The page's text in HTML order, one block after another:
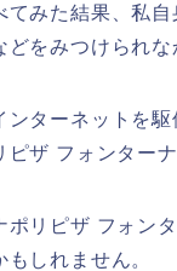
てみた結果、私
どをみつけられな
ンターネットを
ピザ フォンター
ポリピザ フォン
しれません。